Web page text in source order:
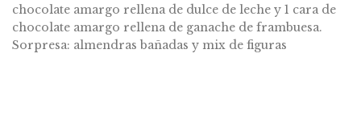
chocolate amargo rellena de dulce de leche y 1 cara de
chocolate amargo rellena de ganache de frambuesa.
Sorpresa: almendras bañadas y mix de figuras